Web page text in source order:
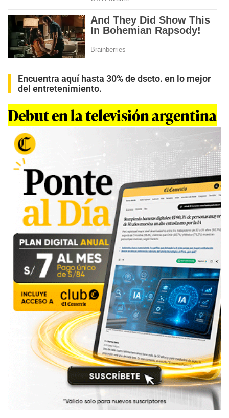
Encuentra aquí hasta 30% de dscto. en lo mejor
del entretenimiento.
Debut en la televisión argentina